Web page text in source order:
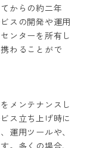
からの約二年
スの開発や運用
ンターを所有し
わることがで
メンテナンスし
ス立ち上げ時に
運用ツールや、
。多くの場合、